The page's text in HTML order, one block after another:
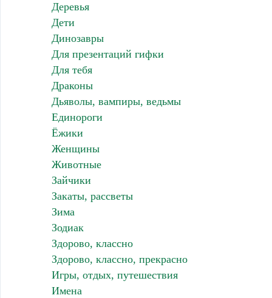
Деревья
Дети
Динозавры
Для презентаций гифки
Для тебя
Драконы
Дьяволы, вампиры, ведьмы
Единороги
Ёжики
Женщины
Животные
Зайчики
Закаты, рассветы
Зима
Зодиак
Здорово, классно
Здорово, классно, прекрасно
Игры, отдых, путешествия
Имена